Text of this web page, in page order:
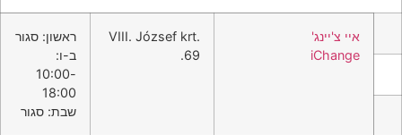
איי צ'יינג'
iChange
VIII. József krt.
69.
ראשון: סגור
ב-ו:
10:00-
18:00
שבת: סגור